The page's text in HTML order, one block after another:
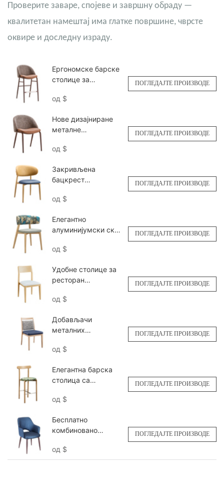
Проверите заваре, спојеве и завршну обраду —
квалитетан намештај има глатке површине, чврсте
оквире и доследну израду.
Ергономске барске
столице за
столице YG7316
од $
ПОГЛЕДАЈТЕ ПРОИЗВОДЕ
Нове дизајниране
металне
столице са шарама
Yumeya
од $
ПОГЛЕДАЈТЕ ПРОИЗВОДЕ
Закривљена
бацкрест
ресторана ОЕМ
Yumeya
од $
ПОГЛЕДАЈТЕ ПРОИЗВОДЕ
Елегантно
алуминијумски скуп
ИЛ1618 Yumeya
од $
ПОГЛЕДАЈТЕ ПРОИЗВОДЕ
Удобне столице за
ресторан
Yumeya
од $
ПОГЛЕДАЈТЕ ПРОИЗВОДЕ
Добављачи
металних
столица новог
Yumeya
од $
ПОГЛЕДАЈТЕ ПРОИЗВОДЕ
Елегантна барска
столица са
дрвета ИГ7256-ФБ
од $
ПОГЛЕДАЈТЕ ПРОИЗВОДЕ
Бесплатно
комбиновано
за столицу са
размаком НФ101
од $
ПОГЛЕДАЈТЕ ПРОИЗВОДЕ